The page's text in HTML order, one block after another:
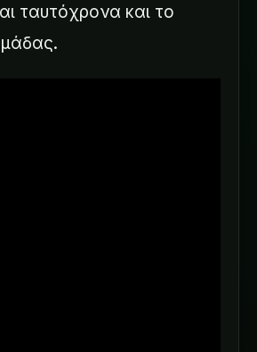
ταυτόχρονα και το